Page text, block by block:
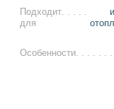
Подходит
для
Особенности